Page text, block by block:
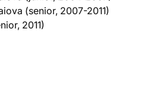
(senior, 2007-2011)
2011)